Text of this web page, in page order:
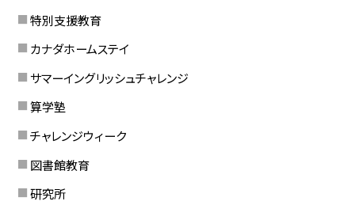
特別支援教育
カナダホームステイ
サマーイングリッシュチャレンジ
算学塾
チャレンジウィーク
図書館教育
研究所